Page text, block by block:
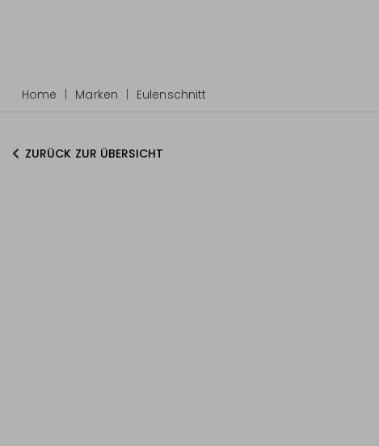
Home Marken Eulenschnitt
ZURÜCK ZUR ÜBERSICHT